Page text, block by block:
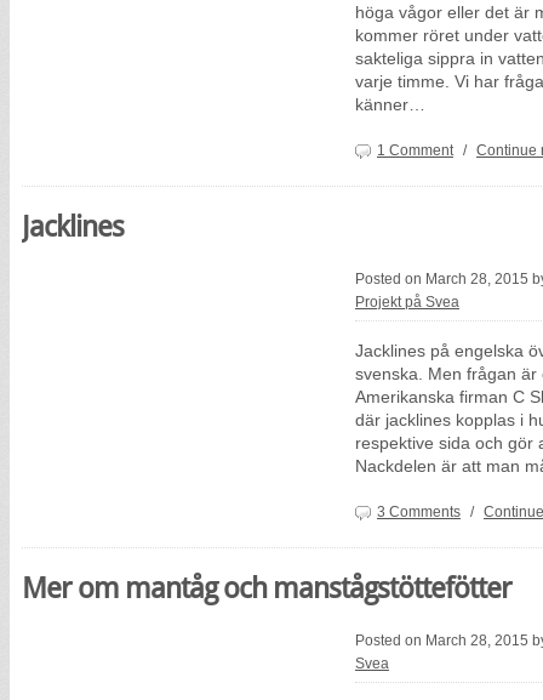
höga vågor eller det är
kommer röret under
sakteliga sippra in
varje timme. Vi har
känner…
1 Comment /
Jacklines
Posted on March 28, 2015
Projekt på Svea
Jacklines på engelska
svenska. Men frågan
Amerikanska firman C
där jacklines kopplas i
respektive sida och gör
Nackdelen är att man
3 Comments /
Mer om mantåg och manstågstöttefötter
Posted on March 28, 2015
Svea